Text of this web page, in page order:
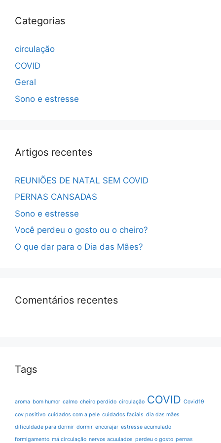
Categorias
circulação
COVID
Geral
Sono e estresse
Artigos recentes
REUNIÕES DE NATAL SEM COVID
PERNAS CANSADAS
Sono e estresse
Você perdeu o gosto ou o cheiro?
O que dar para o Dia das Mães?
Comentários recentes
Tags
aroma bom humor calmo cheiro perdido circulação COVID Covid19
cov positivo cuidados com a pele cuidados faciais dia das mães
dificuldade para dormir dormir encorajar estresse acumulado
formigamento má circulação nervos acuulados perdeu o gosto pernas